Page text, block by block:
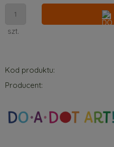
szt.
Kod produktu:
Producent: